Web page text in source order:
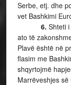
Serbe, etj. dhe
vet Bashkimi
6. Shteti
ato të
Plavë është në
flasim me
shqyrtojmë
Marrëveshjes së